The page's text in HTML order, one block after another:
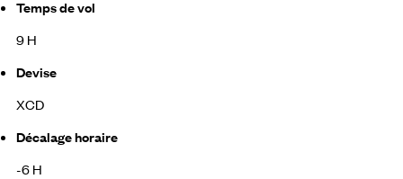
Temps de vol
9 H
Devise
XCD
Décalage horaire
-6 H